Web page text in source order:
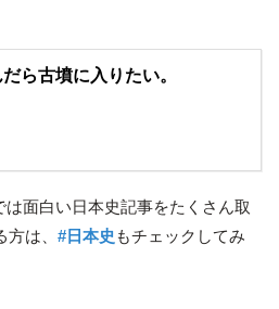
ら古墳に入りたい。
面白い日本史記事をたくさん取
は、 #日本史 もチェックしてみ